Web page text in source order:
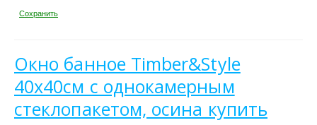
Сохранить
Окно банное Timber&Style
40х40см с однокамерным
стеклопакетом, осина купить